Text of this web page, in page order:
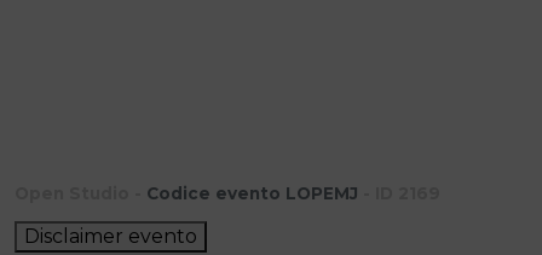
Codice evento LOPEMJ
Disclaimer evento